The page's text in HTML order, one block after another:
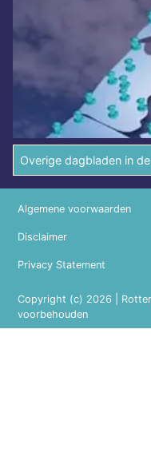
Overige dagbladen in
Copyright (c) 2026 |
voorbehouden
Algemene voorwaarden
Disclaimer
Privacy Statement